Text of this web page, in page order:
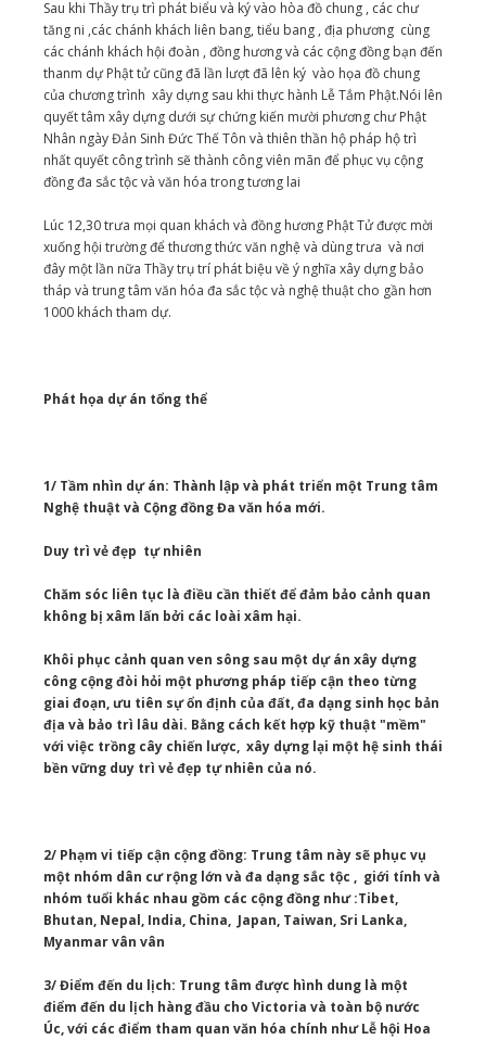
Sau khi Thầy trụ trì phát biểu và ký vào hòa đồ chung , các chư
tăng ni ,các chánh khách liên bang, tiểu bang , địa phương cùng
các chánh khách hội đoàn , đồng hương và các cộng đồng bạn đến
thanm dự Phật tử cũng đã lần lượt đã lên ký vào họa đồ chung
của chương trình xây dựng sau khi thực hành Lễ Tắm Phật.Nói lên
quyết tâm xây dựng dưới sự chứng kiến mười phương chư Phật
Nhân ngày Đản Sinh Đức Thế Tôn và thiên thần hộ pháp hộ trì
nhất quyết công trình sẽ thành công viên mãn để phục vụ cộng
đồng đa sắc tộc và văn hóa trong tương lai
Lúc 12,30 trưa mọi quan khách và đồng hương Phật Tử được mời
xuống hội trường để thương thức văn nghệ và dùng trưa và nơi
đây một lần nữa Thầy trụ trí phát biệu về ý nghĩa xây dựng bảo
tháp và trung tâm văn hóa đa sắc tộc và nghệ thuật cho gần hơn
1000 khách tham dự.
Phát họa dự án tổng thể
1/ Tầm nhìn dự án: Thành lập và phát triển một Trung tâm
Nghệ thuật và Cộng đồng Đa văn hóa mới.
Duy trì vẻ đẹp tự nhiên
Chăm sóc liên tục là điều cần thiết để đảm bảo cảnh quan
không bị xâm lấn bởi các loài xâm hại.
Khôi phục cảnh quan ven sông sau một dự án xây dựng
công cộng đòi hỏi một phương pháp tiếp cận theo từng
giai đoạn, ưu tiên sự ổn định của đất, đa dạng sinh học bản
địa và bảo trì lâu dài. Bằng cách kết hợp kỹ thuật "mềm"
với việc trồng cây chiến lược, xây dựng lại một hệ sinh thái
bền vững duy trì vẻ đẹp tự nhiên của nó.
2/ Phạm vi tiếp cận cộng đồng: Trung tâm này sẽ phục vụ
một nhóm dân cư rộng lớn và đa dạng sắc tộc , giới tính và
nhóm tuổi khác nhau gồm các cộng đồng như :Tibet,
Bhutan, Nepal, India, China, Japan, Taiwan, Sri Lanka,
Myanmar vân vân
3/ Điểm đến du lịch: Trung tâm được hình dung là một
điểm đến du lịch hàng đầu cho Victoria và toàn bộ nước
Úc, với các điểm tham quan văn hóa chính như Lễ hội Hoa